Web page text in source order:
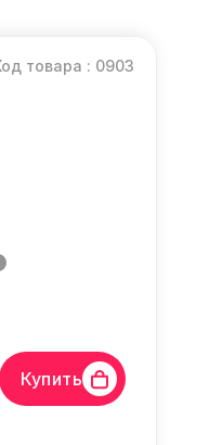
товара : 0903
Купить